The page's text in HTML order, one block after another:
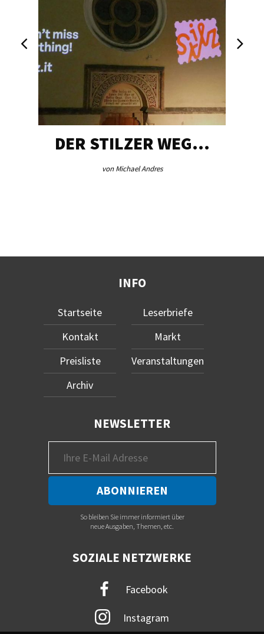
DER STILZER WEG…
von Michael Andres
INFO
Startseite
Kontakt
Preisliste
Archiv
Leserbriefe
Markt
Veranstaltungen
NEWSLETTER
So bleiben Sie immer informiert über
neue Ausgaben, Themen, etc.
SOZIALE NETZWERKE
Facebook
Instagram